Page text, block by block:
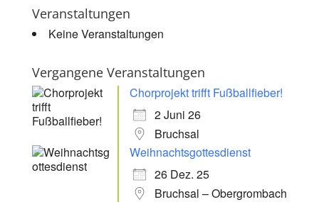
Veranstaltungen
Keine Veranstaltungen
Vergangene Veranstaltungen
Chorprojekt trifft Fußballfieber!
2 Juni 26
Bruchsal
Weihnachtsgottesdienst
26 Dez. 25
Bruchsal – Obergrombach